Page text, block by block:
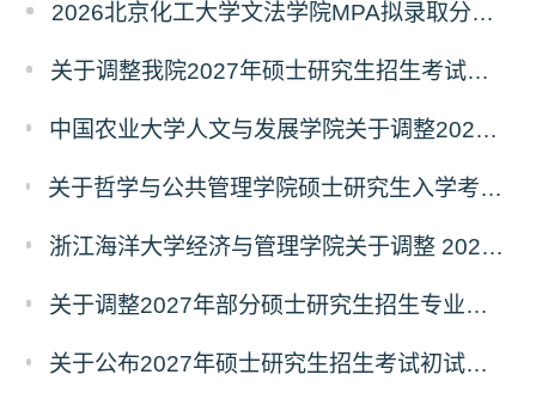
2026北京化工大学文法学院MPA拟录取分析解读
关于调整我院2027年硕士研究生招生考试科目及参考书的通知
中国农业大学人文与发展学院关于调整2027年硕士研究生招生考试初试科目的通知
关于哲学与公共管理学院硕士研究生入学考试（初试） 考试科目及参考书目变更的通知（二）
浙江海洋大学经济与管理学院关于调整 2027年硕士研究生招生考试初试科目的公告
关于调整2027年部分硕士研究生招生专业初试考试科目的公告（持续更新中）
关于公布2027年硕士研究生招生考试初试自命题科目考试大纲的通知